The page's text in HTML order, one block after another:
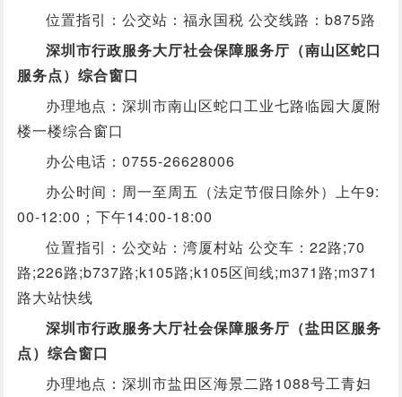
位置指引：公交站：福永国税 公交线路：b875路
深圳市行政服务大厅社会保障服务厅（南山区蛇口
服务点）综合窗口
办理地点：深圳市南山区蛇口工业七路临园大厦附
楼一楼综合窗口
办公电话：0755-26628006
办公时间：周一至周五（法定节假日除外）上午9:
00-12:00；下午14:00-18:00
位置指引：公交站：湾厦村站 公交车：22路;70
路;226路;b737路;k105路;k105区间线;m371路;m371
路大站快线
深圳市行政服务大厅社会保障服务厅（盐田区服务
点）综合窗口
办理地点：深圳市盐田区海景二路1088号工青妇